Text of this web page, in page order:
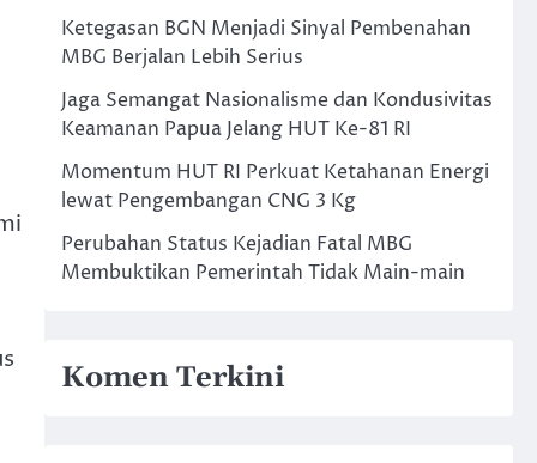
Ketegasan BGN Menjadi Sinyal Pembenahan
MBG Berjalan Lebih Serius
Jaga Semangat Nasionalisme dan Kondusivitas
Keamanan Papua Jelang HUT Ke-81 RI
Momentum HUT RI Perkuat Ketahanan Energi
lewat Pengembangan CNG 3 Kg
Perubahan Status Kejadian Fatal MBG
Membuktikan Pemerintah Tidak Main-main
Komen Terkini